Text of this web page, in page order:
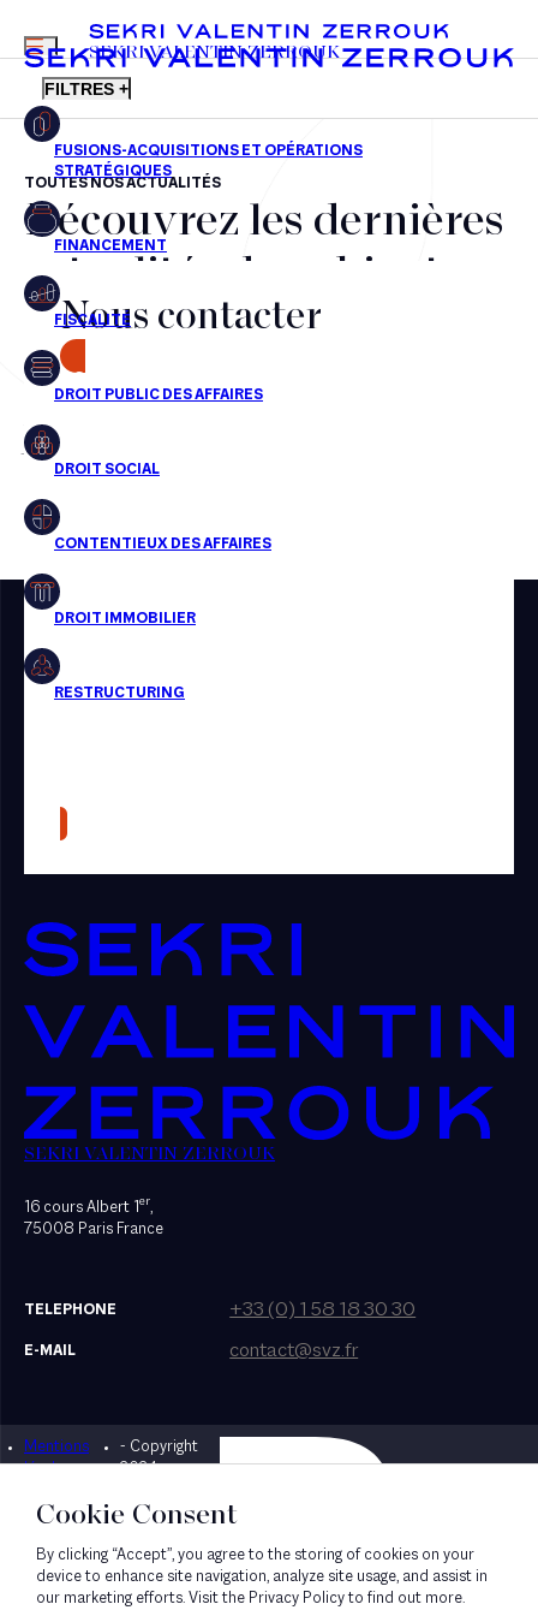
FR EN
MENU
SEKRI VALENTIN ZERROUK
FILTRES +
Fusions-acquisitions et opérations stratégiques
Financement
Fiscalité
Droit public des affaires
Droit social
Droit immobilier
Restructuring
Presse
TOUTES NOS ACTUALITÉS
Découvrez les dernières
actualités du cabinet,
nos récompenses et nos
transactions, jour après
jour
Aucun résultats pour cette recherche
Nous contacter
SEKRI VALENTIN ZERROUK
16 cours Albert 1er,
75008 Paris France
TELEPHONE +33 (0) 1 58 18 30 30
E-MAIL contact@svz.fr
Mentions
légales
- Copyright
2024
Designed by Bonhomme
Cookie Consent
By clicking “Accept”, you agree to the storing of cookies on your
device to enhance site navigation, analyze site usage, and assist in
our marketing efforts. Visit the Privacy Policy to find out more.